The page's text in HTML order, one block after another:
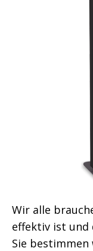
Wir alle
effektiv ist und
Sie bestimmen